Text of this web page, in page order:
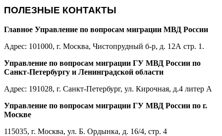
ПОЛЕЗНЫЕ КОНТАКТЫ
Главное Управление по вопросам миграции МВД России
Адрес: 101000, г. Москва, Чистопрудный б-р, д. 12А стр. 1.
Управление по вопросам миграции ГУ МВД России по
Санкт-Петербургу и Ленинградской области
Адрес: 191028, г. Санкт-Петербург, ул. Кирочная, д.4 литер А
Управление по вопросам миграции ГУ МВД России по г.
Москве
115035, г. Москва, ул. Б. Ордынка, д. 16/4, стр. 4